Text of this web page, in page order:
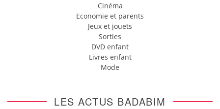
Cinéma
Economie et parents
Jeux et jouets
Sorties
DVD enfant
Livres enfant
Mode
LES ACTUS BADABIM